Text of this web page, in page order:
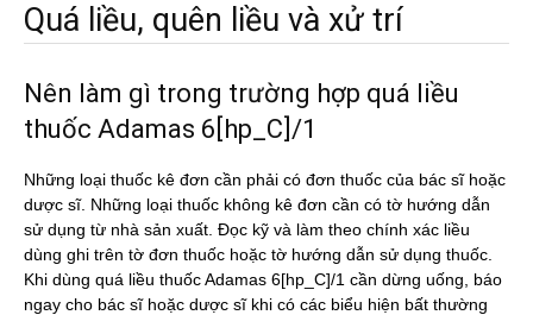
Quá liều, quên liều và xử trí
Nên làm gì trong trường hợp quá liều
thuốc Adamas 6[hp_C]/1
Những loại thuốc kê đơn cần phải có đơn thuốc của bác sĩ hoặc
dược sĩ. Những loại thuốc không kê đơn cần có tờ hướng dẫn
sử dụng từ nhà sản xuất. Đọc kỹ và làm theo chính xác liều
dùng ghi trên tờ đơn thuốc hoặc tờ hướng dẫn sử dụng thuốc.
Khi dùng quá liều thuốc Adamas 6[hp_C]/1 cần dừng uống, báo
ngay cho bác sĩ hoặc dược sĩ khi có các biểu hiện bất thường